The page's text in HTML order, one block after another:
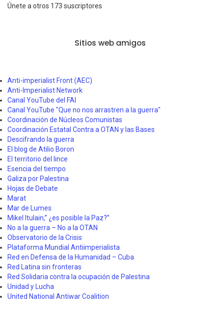
Únete a otros 173 suscriptores
Sitios web amigos
Anti-imperialist Front (AEC)
Anti-Imperialist Network
Canal YouTube del FAI
Canal YouTube "Que no nos arrastren a la guerra"
Coordinación de Núcleos Comunistas
Coordinación Estatal Contra a OTAN y las Bases
Descifrando la guerra
El blog de Atilio Boron
El territorio del lince
Esencia del tiempo
Galiza por Palestina
Hojas de Debate
Marat
Mar de Lumes
Mikel Itulain,” ¿es posible la Paz?”
No a la guerra – No a la OTAN
Observatorio de la Crisis
Plataforma Mundial Antiimperialista
Red en Defensa de la Humanidad – Cuba
Red Latina sin fronteras
Red Solidaria contra la ocupación de Palestina
Unidad y Lucha
United National Antiwar Coalition